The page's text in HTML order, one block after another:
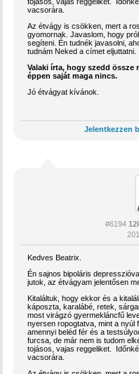
tojásos, vajas reggeliket.
vacsorára.
Az étvágy is csökken, mert a
gyomornak. Javaslom, hogy
segíteni. Én tudnék javasolni,
tudnám Neked a címet eljuttatni.
Valaki írta, hogy szedd össze
éppen saját maga nincs.
Jó étvágyat kívánok.
Jelentkezzen
#6194
Kedves Beatrix.
Én sajnos bipoláris
jutok, az étvágyam jelentősen
Kitaláltuk, hogy ekkor és a
káposzta, karalábé, retek,
most virágzó gyermekláncfű
nyersen ropogtatva, mint a nyúl
amennyi beléd fér és a
furcsa, de már nem is tudom
tojásos, vajas reggeliket.
vacsorára.